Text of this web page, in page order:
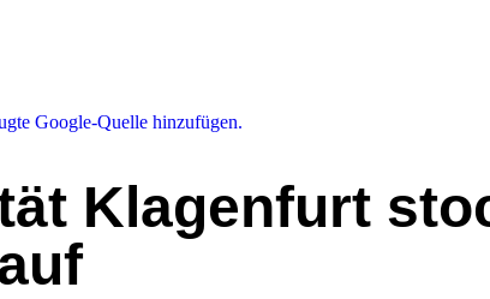
Google-Quelle hinzufügen.
Klagenfurt